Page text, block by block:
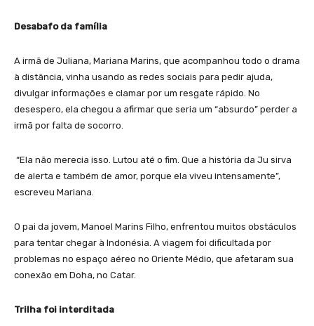
Desabafo da família
A irmã de Juliana, Mariana Marins, que acompanhou todo o drama
à distância, vinha usando as redes sociais para pedir ajuda,
divulgar informações e clamar por um resgate rápido. No
desespero, ela chegou a afirmar que seria um “absurdo” perder a
irmã por falta de socorro.
“Ela não merecia isso. Lutou até o fim. Que a história da Ju sirva
de alerta e também de amor, porque ela viveu intensamente”,
escreveu Mariana.
O pai da jovem, Manoel Marins Filho, enfrentou muitos obstáculos
para tentar chegar à Indonésia. A viagem foi dificultada por
problemas no espaço aéreo no Oriente Médio, que afetaram sua
conexão em Doha, no Catar.
Trilha foi interditada